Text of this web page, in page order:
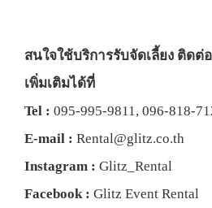
สนใจใช้บริการรับจัดเลี้ยง ติดต่
เพิ่มเติมได้ที่
Tel : 095-995-9811 , 096-818-
E-mail : Rental@glitz.co.th
Instagram : Glitz_Rental
Facebook : Glitz Event Rental